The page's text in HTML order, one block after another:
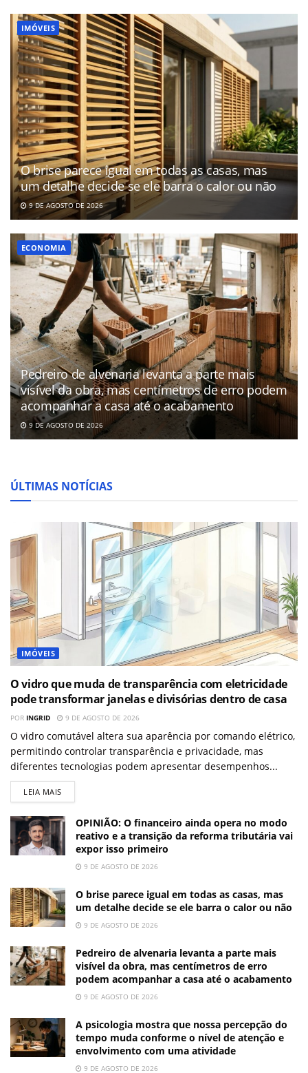
IMÓVEIS
O brise parece igual em todas as casas, mas
um detalhe decide se ele barra o calor ou não
9 DE AGOSTO DE 2026
ECONOMIA
Pedreiro de alvenaria levanta a parte mais
visível da obra, mas centímetros de erro podem
acompanhar a casa até o acabamento
9 DE AGOSTO DE 2026
ÚLTIMAS NOTÍCIAS
IMÓVEIS
O vidro que muda de transparência com eletricidade
pode transformar janelas e divisórias dentro de casa
POR INGRID 9 DE AGOSTO DE 2026
O vidro comutável altera sua aparência por comando elétrico,
permitindo controlar transparência e privacidade, mas
diferentes tecnologias podem apresentar desempenhos...
LEIA MAIS
OPINIÃO: O financeiro ainda opera no modo
reativo e a transição da reforma tributária vai
expor isso primeiro
9 DE AGOSTO DE 2026
O brise parece igual em todas as casas, mas
um detalhe decide se ele barra o calor ou não
9 DE AGOSTO DE 2026
Pedreiro de alvenaria levanta a parte mais
visível da obra, mas centímetros de erro
podem acompanhar a casa até o acabamento
9 DE AGOSTO DE 2026
A psicologia mostra que nossa percepção do
tempo muda conforme o nível de atenção e
envolvimento com uma atividade
9 DE AGOSTO DE 2026